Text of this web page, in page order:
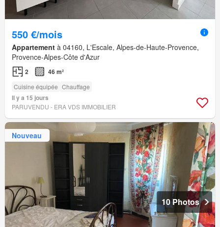
550 €/mois
Appartement à 04160, L'Escale, Alpes-de-Haute-Provence,
Provence-Alpes-Côte d'Azur
2 46 m²
Cuisine équipée Chauffage
Il y a 15 jours
PARUVENDU - ERA VDS IMMOBILIER
Nouveau
10 Photos